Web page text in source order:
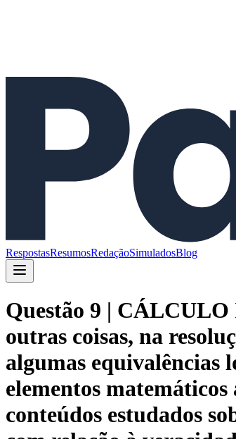
RespostasResumosRedaçãoSimuladosBlog
Questão 9 |
outras coisas, na
algumas equivalências
elementos matemáticos
conteúdos estudados